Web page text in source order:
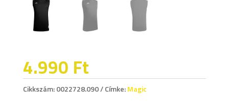
4.990 Ft
Cikkszám:0022728.090 Címke:Magic